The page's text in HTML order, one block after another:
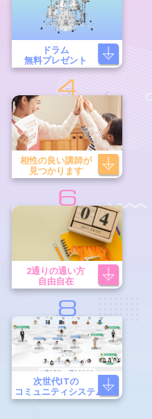
ドラム
無料プレゼント
4
相性の良い講師が
見つかります
6
2通りの通い方
自由自在
8
次世代ITの
コミュニティシステム